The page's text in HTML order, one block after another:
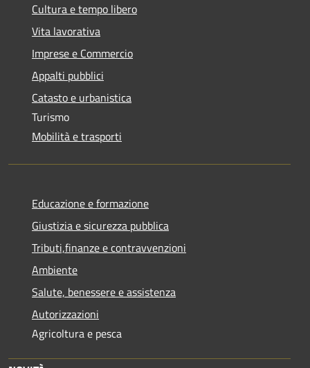
Cultura e tempo libero
Vita lavorativa
Imprese e Commercio
Appalti pubblici
Catasto e urbanistica
Turismo
Mobilità e trasporti
Educazione e formazione
Giustizia e sicurezza pubblica
Tributi,finanze e contravvenzioni
Ambiente
Salute, benessere e assistenza
Autorizzazioni
Agricoltura e pesca